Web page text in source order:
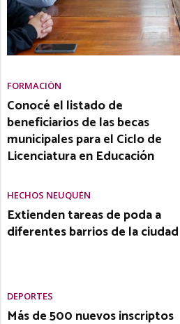
FORMACIÓN
Conocé el listado de
beneficiarios de las becas
municipales para el Ciclo de
Licenciatura en Educación
HECHOS NEUQUÉN
Extienden tareas de poda a
diferentes barrios de la ciudad
DEPORTES
Más de 500 nuevos inscriptos